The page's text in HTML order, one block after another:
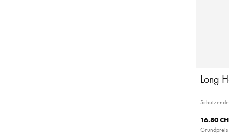
Long
16.80